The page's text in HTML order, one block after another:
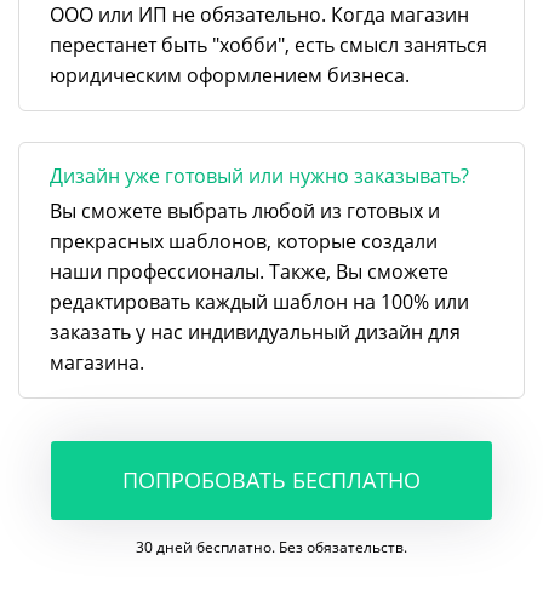
ООО или ИП не обязательно. Когда магазин
перестанет быть "хобби", есть смысл заняться
юридическим оформлением бизнеса.
Дизайн уже готовый или нужно заказывать?
Вы сможете выбрать любой из готовых и
прекрасных шаблонов, которые создали
наши профессионалы. Также, Вы сможете
редактировать каждый шаблон на 100% или
заказать у нас индивидуальный дизайн для
магазина.
ПОПРОБОВАТЬ БЕСПЛАТНО
30 дней бесплатно. Без обязательств.